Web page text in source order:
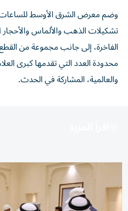
وضم معرض الشرق الأوسط
تشكيلات الذهب والألماس والأحجار
الفاخرة، إلى جانب مجموعة من القطع
محدودة العدد التي تقدمها كبرى
والعالمية، المشاركة في الحدث.